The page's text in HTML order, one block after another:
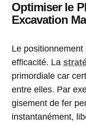
Optimiser le
Excavation
Le
efficacité. La
primordiale car
entre elles. Par
gisement de fer
instantanément,